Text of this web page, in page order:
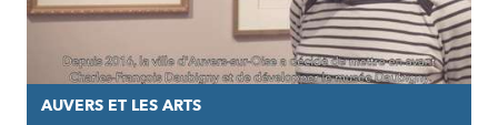
AUVERS ET LES ARTS